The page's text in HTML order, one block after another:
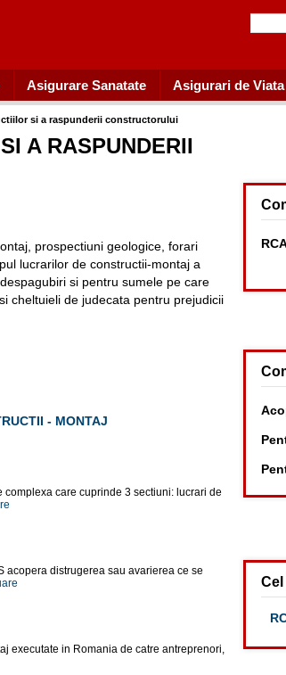
Asigurare Sanatate Asigurari de Viata
si a raspunderii constructorului
A RASPUNDERII
prospectiuni geologice, forari
lucrarilor de constructii-montaj a
si pentru sumele pe care
cheltuieli de judecata pentru prejudicii
- MONTAJ
care cuprinde 3 sectiuni: lucrari de
acopera distrugerea sau avarierea ce se
executate in Romania de catre antreprenori,
Cel